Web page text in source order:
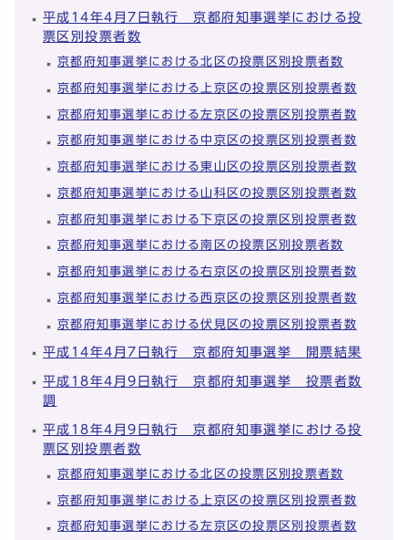
平成14年4月7日執行 京都府知事選挙における投
票区別投票者数
京都府知事選挙における北区の投票区別投票者数
京都府知事選挙における上京区の投票区別投票者数
京都府知事選挙における左京区の投票区別投票者数
京都府知事選挙における中京区の投票区別投票者数
京都府知事選挙における東山区の投票区別投票者数
京都府知事選挙における山科区の投票区別投票者数
京都府知事選挙における下京区の投票区別投票者数
京都府知事選挙における南区の投票区別投票者数
京都府知事選挙における右京区の投票区別投票者数
京都府知事選挙における西京区の投票区別投票者数
京都府知事選挙における伏見区の投票区別投票者数
平成14年4月7日執行 京都府知事選挙 開票結果
平成18年4月9日執行 京都府知事選挙 投票者数
調
平成18年4月9日執行 京都府知事選挙における投
票区別投票者数
京都府知事選挙における北区の投票区別投票者数
京都府知事選挙における上京区の投票区別投票者数
京都府知事選挙における左京区の投票区別投票者数